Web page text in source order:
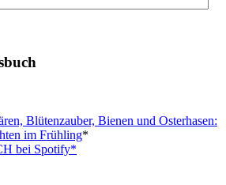
Blütenzauber, Bienen und Osterhasen:
im Frühling*
bei Spotify*